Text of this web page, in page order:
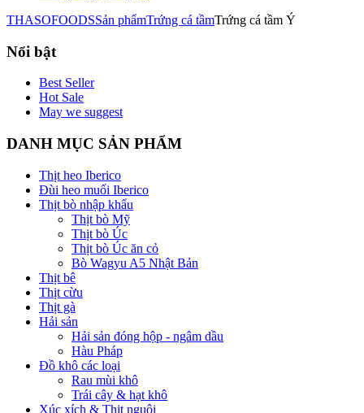
THASOFOODSSản phẩmTrứng cá tầmTrứng cá tầm Ý
Nổi bật
Best Seller
Hot Sale
May we suggest
DANH MỤC SẢN PHẨM
Thịt heo Iberico
Đùi heo muối Iberico
Thịt bò nhập khẩu
Thịt bò Mỹ
Thịt bò Úc
Thịt bò Úc ăn cỏ
Bò Wagyu A5 Nhật Bản
Thịt bê
Thịt cừu
Thịt gà
Hải sản
Hải sản đóng hộp - ngâm dầu
Hàu Pháp
Đồ khô các loại
Rau mùi khô
Trái cây & hạt khô
Xúc xích & Thịt nguội